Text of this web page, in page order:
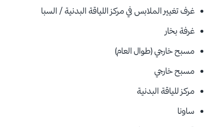
غرف تغيير الملابس في مركز اللياقة البدنية / السبا
غرفة بخار
مسبح خارجي (طوال العام)
مسبح خارجي
مركز للياقة البدنية
ساونا